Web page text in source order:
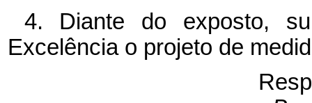
4. Diante do exposto,
Excelência o projeto de